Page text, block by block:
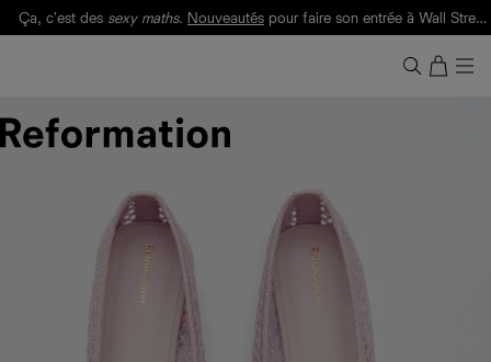
Ça, c'est des sexy maths. Nouveautés pour faire son entrée à Wall Street.